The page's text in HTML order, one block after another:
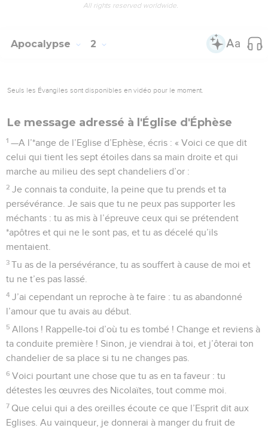
All rights reserved worldwide.
Apocalypse 2
Seuls les Évangiles sont disponibles en vidéo pour le moment.
Le message adressé à l'Église d'Éphèse
1 —A l’*ange de l’Eglise d’Ephèse, écris : « Voici ce que dit
celui qui tient les sept étoiles dans sa main droite et qui
marche au milieu des sept chandeliers d’or :
2 Je connais ta conduite, la peine que tu prends et ta
persévérance. Je sais que tu ne peux pas supporter les
méchants : tu as mis à l’épreuve ceux qui se prétendent
*apôtres et qui ne le sont pas, et tu as décelé qu’ils
mentaient.
3 Tu as de la persévérance, tu as souffert à cause de moi et
tu ne t’es pas lassé.
4 J’ai cependant un reproche à te faire : tu as abandonné
l’amour que tu avais au début.
5 Allons ! Rappelle-toi d’où tu es tombé ! Change et reviens à
ta conduite première ! Sinon, je viendrai à toi, et j’ôterai ton
chandelier de sa place si tu ne changes pas.
6 Voici pourtant une chose que tu as en ta faveur : tu
détestes les œuvres des Nicolaïtes, tout comme moi.
7 Que celui qui a des oreilles écoute ce que l’Esprit dit aux
Eglises. Au vainqueur, je donnerai à manger du fruit de